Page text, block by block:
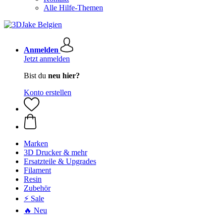
Alle Hilfe-Themen
Anmelden
Jetzt anmelden
Bist du neu hier?
Konto erstellen
Marken
3D Drucker & mehr
Ersatzteile & Upgrades
Filament
Resin
Zubehör
⚡ Sale
🔥 Neu